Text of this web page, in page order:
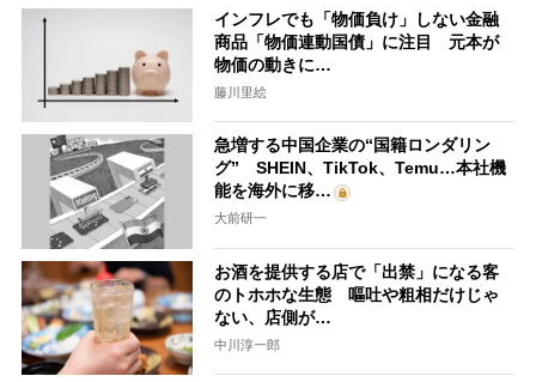
インフレでも「物価負け」しない金融
商品「物価連動国債」に注目 元本が
物価の動きに…
藤川里絵
急増する中国企業の“国籍ロンダリン
グ” SHEIN、TikTok、Temu…本社機
能を海外に移…
大前研一
お酒を提供する店で「出禁」になる客
のトホホな生態 嘔吐や粗相だけじゃ
ない、店側が…
中川淳一郎